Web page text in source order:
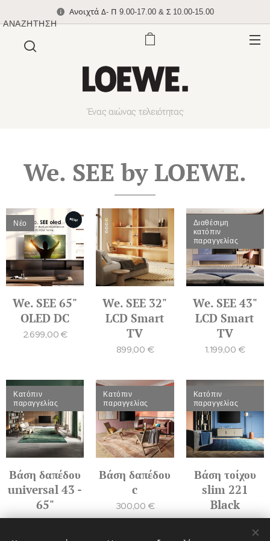
Ανοιχτά Δ- Π 9.00-17.00 & Σ 10.00-15.00
Ένας αιώνας τελειότητας
ΑΝΑΖΉΤΗΣΗ
We. SEE by LOEWE.
We. SEE 65"
OLED DC
Νέο
2.699,00 €
We. SEE 32"
LCD Smart
TV
899,00 €
We. SEE 43"
LCD Smart
TV
Διαθέσιμη
κατόπιν
παραγγελίας
1.199,00 €
Βάση δαπέδου
universal 43 -
65"
Κατόπιν
παραγγελίας
500,00€
Βάση δαπέδου
c
Κατόπιν
παραγγελίας
300,00 €
Βάση τοίχου
slim 221
Black
Κατόπιν
παραγγελίας
89,00€